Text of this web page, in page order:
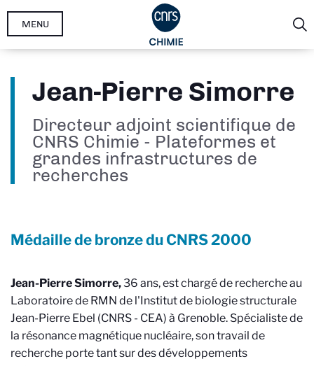
Aller
MENU
Jean-Pierre Simorre
Directeur adjoint scientifique de
CNRS Chimie - Plateformes et
grandes infrastructures de
recherches
Médaille de bronze du CNRS2000
Jean-Pierre Simorre,36 ans, est chargé de recherche au
Laboratoire de RMN de l'Institut de biologie structurale
Jean-Pierre Ebel (CNRS - CEA) à Grenoble. Spécialiste de
la résonance magnétique nucléaire, son travail de
recherche porte tant sur des développements